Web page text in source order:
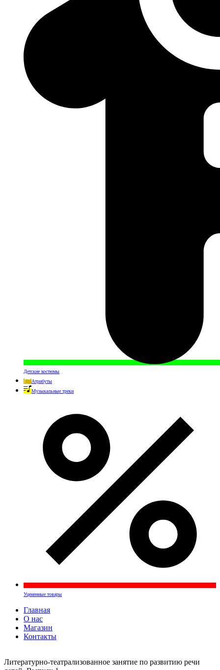
Детские костюмы
Атрибуты
Музыкальные треки
Уцененные товары
Главная
О нас
Магазин
Контакты
Литературно-театрализованное занятие по развитию речи